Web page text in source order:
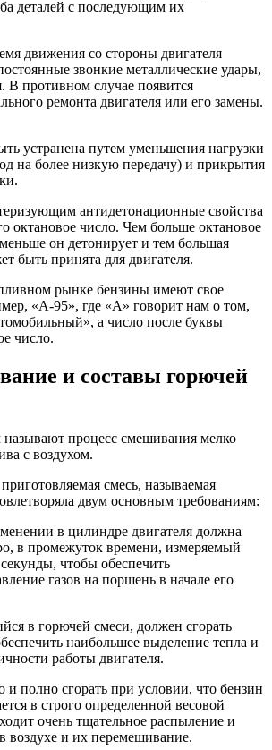
деталей с последующим их
движения со стороны двигателя
звонкие металлические удары,
В противном случае появится
ремонта двигателя или его замены.
устранена путем уменьшения нагрузки
на более низкую передачу) и прикрытия
антидетонационные свойства
октановое число. Чем больше октановое
он детонирует и тем большая
быть принята для двигателя.
рынке бензины имеют свое
«А-95», где «А» говорит нам о том,
а число после буквы
число.
и составы горючей
называют процесс смешивания мелко
с воздухом.
смесь, называемая
двум основным требованиям:
в цилиндре двигателя должна
в промежуток времени, измеряемый
чтобы обеспечить
газов на поршень в начале его
в горючей смеси, должен сгорать
наибольшее выделение тепла и
работы двигателя.
полно сгорать при условии, что бензин
в строго определенной весовой
очень тщательное распыление и
воздухе и их перемешивание.